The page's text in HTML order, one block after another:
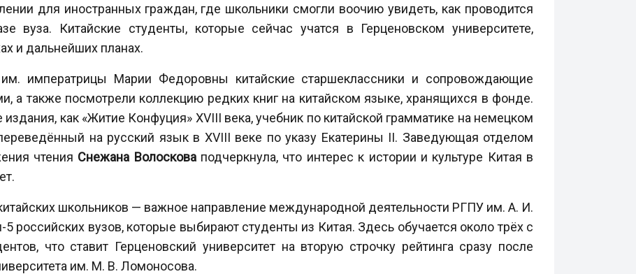
для иностранных граждан, где школьники смогли воочию увидеть, как проводится
вуза. Китайские студенты, которые сейчас учатся в Герценовском университете,
и дальнейших планах.
императрицы Марии Федоровны китайские старшеклассники и сопровождающие
а также посмотрели коллекцию редких книг на китайском языке, хранящихся в фонде.
издания, как «Житие Конфуция» XVIII века, учебник по китайской грамматике на немецком
на русский язык в XVIII веке по указу Екатерины II. Заведующая отделом
чтения Снежана Волосковаподчеркнула, что интерес к истории и культуре Китая в
школьников — важное направление международной деятельности РГПУ им. А. И.
5 российских вузов, которые выбирают студенты из Китая. Здесь обучается около трёх с
что ставит Герценовский университет на вторую строчку рейтинга сразу после
им. М. В. Ломоносова.